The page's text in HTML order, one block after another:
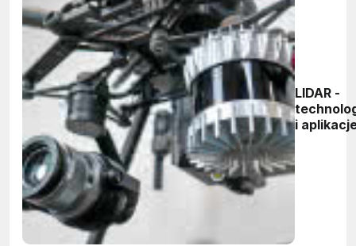
LIDAR -
i